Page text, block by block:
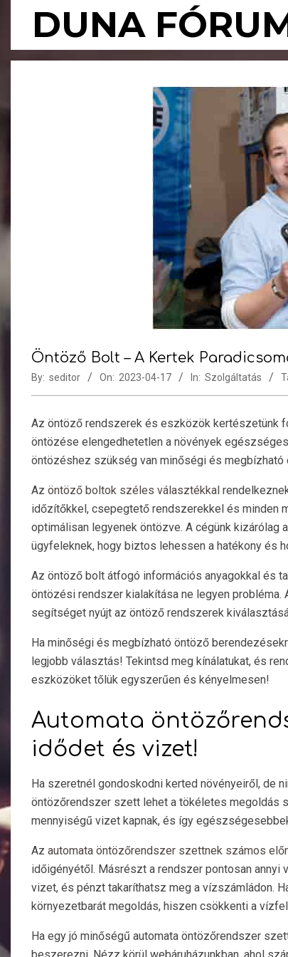
DUNA
Öntöző Bolt – A Kertek
By: seditor On: 2023-04-17 In: Szolgáltatás
Az öntöző rendszerek és eszközök kertészetünk
öntözése elengedhetetlen a növények
öntözéshez szükség van minőségi és
Az öntöző boltok széles választékkal
időzítőkkel, csepegtető rendszerekkel és minden
optimálisan legyenek öntözve. A cégünk
ügyfeleknek, hogy biztos lehessen a hatékony és
Az öntöző bolt átfogó információs anyagokkal és
öntözési rendszer kialakítása ne legyen
segítséget nyújt az öntöző rendszerek
Ha minőségi és megbízható öntöző
legjobb választás! Tekintsd meg kínálatukat, és
eszközöket tőlük egyszerűen és kényelmesen!
Automata
idődet és vizet!
Ha szeretnél gondoskodni kerted növényeiről, de
öntözőrendszer szett lehet a tökéletes megoldás
mennyiségű vizet kapnak, és így
Az automata öntözőrendszer szettnek számos
időigényétől. Másrészt a rendszer pontosan
vizet, és pénzt takaríthatsz meg a vízszámládon.
környezetbarát megoldás, hiszen csökkenti a
Ha egy jó minőségű automata öntözőrendszer